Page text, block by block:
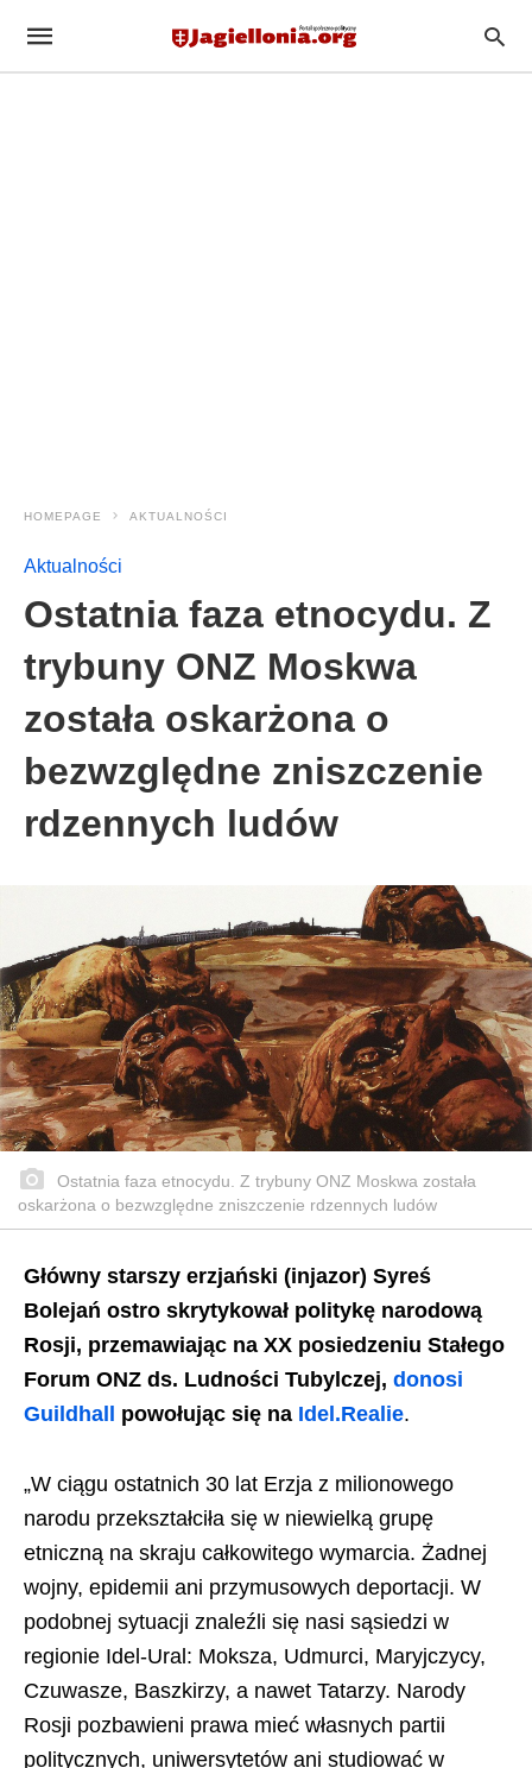
HOMEPAGE AKTUALNOŚCI
Aktualności
Ostatnia faza etnocydu. Z
trybuny ONZ Moskwa
została oskarżona o
bezwzględne zniszczenie
rdzennych ludów
Ostatnia faza etnocydu. Z trybuny ONZ Moskwa została
oskarżona o bezwzględne zniszczenie rdzennych ludów
Główny starszy erzjański (injazor) Syreś
Bolejań ostro skrytykował politykę narodową
Rosji, przemawiając na XX posiedzeniu Stałego
Forum ONZ ds. Ludności Tubylczej, donosi
Guildhall
powołując się na Idel.Realie.
„W ciągu ostatnich 30 lat Erzja z milionowego
narodu przekształciła się w niewielką grupę
etniczną na skraju całkowitego wymarcia. Żadnej
wojny, epidemii ani przymusowych deportacji. W
podobnej sytuacji znaleźli się nasi sąsiedzi w
regionie Idel-Ural: Moksza, Udmurci, Maryjczycy,
Czuwasze, Baszkirzy, a nawet Tatarzy. Narody
Rosji pozbawieni prawa mieć własnych partii
politycznych, uniwersytetów ani studiować w